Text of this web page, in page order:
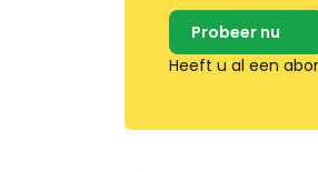
Probeer nu
Heeft u al een